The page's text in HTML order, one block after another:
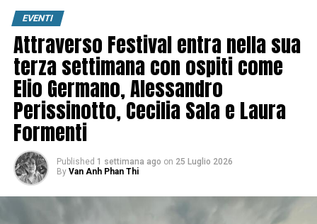
EVENTI
Attraverso Festival entra nella sua
terza settimana con ospiti come
Elio Germano, Alessandro
Perissinotto, Cecilia Sala e Laura
Formenti
Published 1 settimana ago on 25 Luglio 2026
By Van Anh Phan Thi